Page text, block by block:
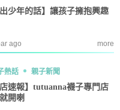
出少年的話】讓孩子擁抱興趣
ago more
熱話 親子新聞
店速報】tutuanna襪子專門店
開喇